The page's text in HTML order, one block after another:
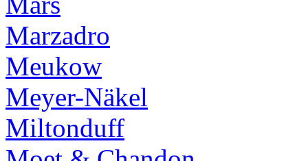
Marzadro
Meukow
Meyer-Näkel
Miltonduff